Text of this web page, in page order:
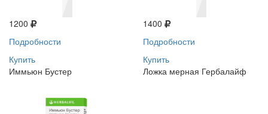
1200
Подробности
Купить
1400
Подробности
Купить
Иммьюн Бустер
Ложка мерная Гербалайф